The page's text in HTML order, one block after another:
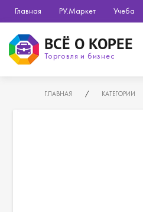
Главная РУ.Маркет Учеба
ВСЁ О КОРЕЕ
Торговля и бизнес
ГЛАВНАЯ / КАТЕГОРИИ